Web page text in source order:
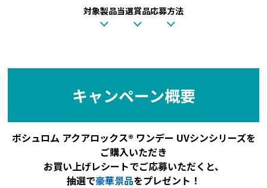
対象製品当選賞品応募方法
キャンペーン概要
ボシュロム アクアロックス®︎ ワンデー UVシンシリーズを
ご購入いただき
お買い上げレシートでご応募いただくと、
抽選で豪華景品をプレゼント！